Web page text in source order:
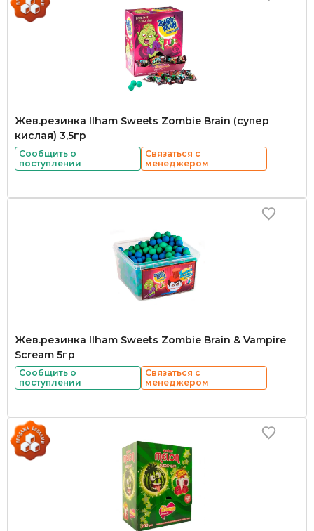
Жев.резинка Ilham Sweets Zombie Brain (супер
кислая) 3,5гр
Сообщить о
поступлении
Связаться с
менеджером
Жев.резинка Ilham Sweets Zombie Brain & Vampire
Scream 5гр
Сообщить о
поступлении
Связаться с
менеджером